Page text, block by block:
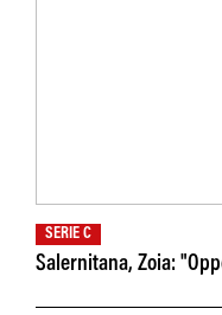
SERIE C
Salernitana, Zoia: